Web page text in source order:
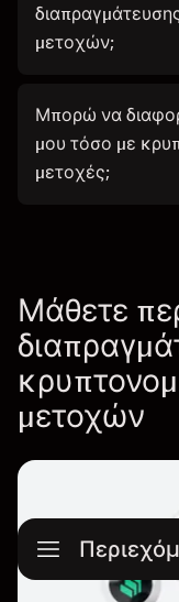
μετοχών;
Μπορώ να
μου τόσο με
μετοχές;
Μάθετε
μετοχών